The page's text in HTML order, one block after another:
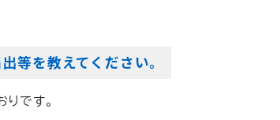
等を教えてください。
です。